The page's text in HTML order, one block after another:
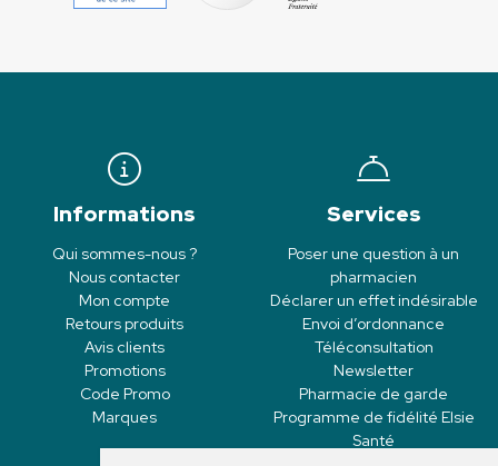
Informations
Qui sommes-nous ?
Nous contacter
Mon compte
Retours produits
Avis clients
Promotions
Code Promo
Marques
Services
Poser une question à un
pharmacien
Déclarer un effet indésirable
Envoi d’ordonnance
Téléconsultation
Newsletter
Pharmacie de garde
Programme de fidélité Elsie
Santé